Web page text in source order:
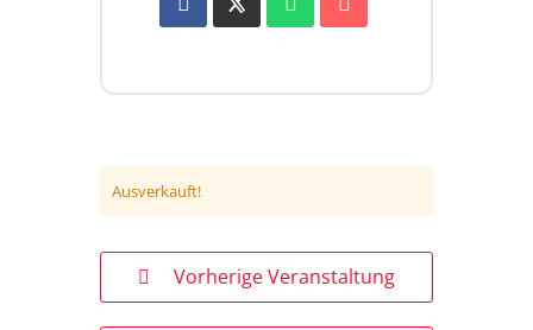
Ausverkauft!
Vorherige Veranstaltung